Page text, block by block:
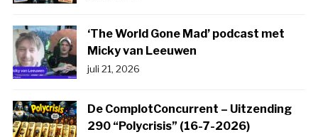
‘The World Gone Mad’ podcast met
Micky van Leeuwen
juli 21, 2026
De ComplotConcurrent – Uitzending
290 “Polycrisis” (16-7-2026)